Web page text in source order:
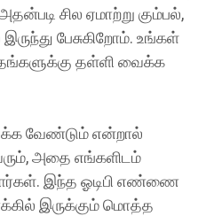
சில ஏமாற்று கும்பல்,
பேசுகிறோம். உங்கள்
தள்ளி வைக்க
வேண்டும் என்றால்
அதை எங்களிடம்
இந்த ஓடிபி எண்ணை
இருக்கும் மொத்த